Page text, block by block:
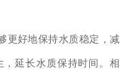
更好地保持水质稳定，减
延长水质保持时间。相